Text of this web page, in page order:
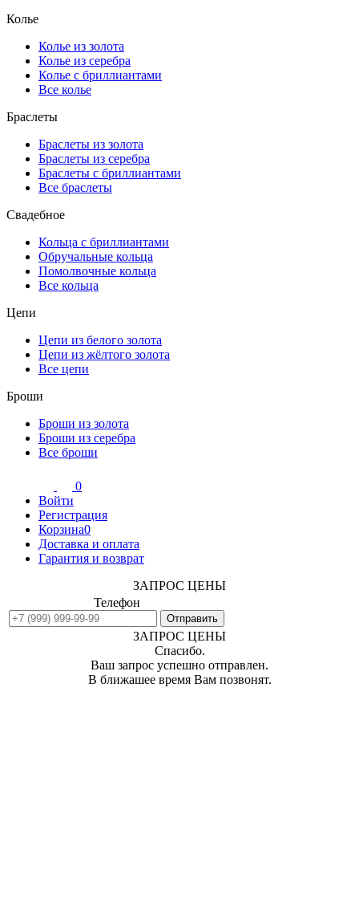
Колье
Колье из золота
Колье из серебра
Колье с бриллиантами
Все колье
Браслеты
Браслеты из золота
Браслеты из серебра
Браслеты с бриллиантами
Все браслеты
Свадебное
Кольца с бриллиантами
Обручальные кольца
Помолвочные кольца
Все кольца
Цепи
Цепи из белого золота
Цепи из жёлтого золота
Все цепи
Броши
Броши из золота
Броши из серебра
Все броши
0
Войти
Регистрация
Корзина0
Доставка и оплата
Гарантия и возврат
ЗАПРОС ЦЕНЫ
Телефон
ЗАПРОС ЦЕНЫ
Спасибо.
Ваш запрос успешно отправлен.
В ближашее время Вам позвонят.